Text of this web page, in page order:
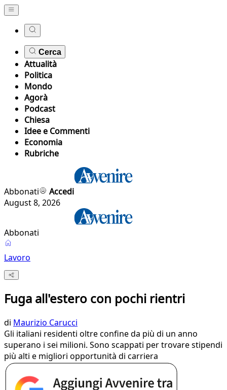
Cerca
Attualità
Politica
Mondo
Agorà
Podcast
Chiesa
Idee e Commenti
Economia
Rubriche
Abbonati
Accedi
August 8, 2026
Abbonati
Lavoro
Fuga all'estero con pochi rientri
di Maurizio Carucci
Gli italiani residenti oltre confine da più di un anno
superano i sei milioni. Sono scappati per trovare stipendi
più alti e migliori opportunità di carriera